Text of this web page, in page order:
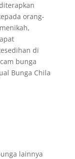
orang-
di
bunga
Bunga Chila
lainnya